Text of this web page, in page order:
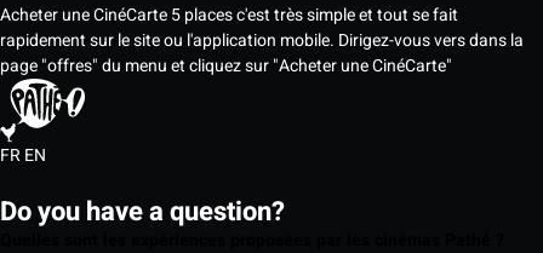
Acheter une CinéCarte 5 places c'est très simple et tout se fait
rapidement sur le site ou l'application mobile. Dirigez-vous vers dans la
page "offres" du menu et cliquez sur "Acheter une CinéCarte"
FREN
Do you have a question?